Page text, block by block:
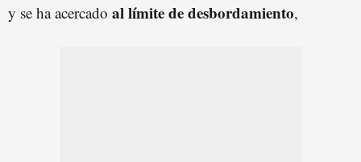
y se ha acercado al límite de desbordamiento,